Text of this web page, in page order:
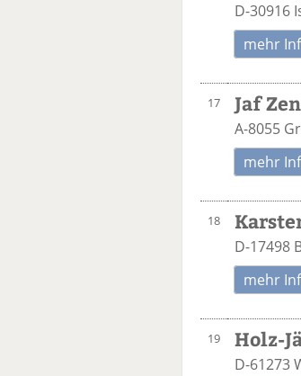
D-30916
mehr
17 Jaf
A-8055
mehr
18
D-17498
mehr
19 Holz-
D-61273